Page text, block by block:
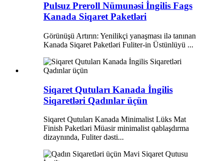
Pulsuz Preroll Nümunəsi İngilis Fags
Kanada Siqaret Paketləri
Görünüşü Artırın: Yenilikçi yanaşması ilə tanınan
Kanada Siqaret Paketləri Fuliter-in Üstünlüyü ...
Siqaret Qutuları Kanada İngilis
Siqaretləri Qadınlar üçün
Siqaret Qutuları Kanada Minimalist Lüks Mat
Finish Paketləri Müasir minimalist qablaşdırma
dizaynında, Fuliter dəsti...